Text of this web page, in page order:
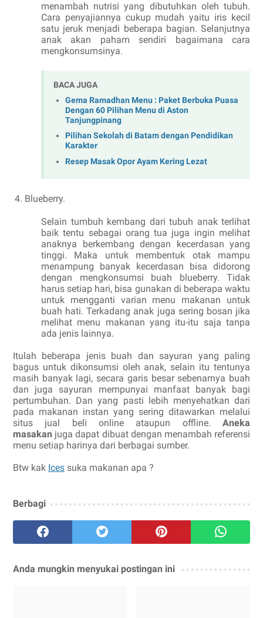
menambah nutrisi yang dibutuhkan oleh tubuh.
Cara penyajiannya cukup mudah yaitu iris kecil
satu jeruk menjadi beberapa bagian. Selanjutnya
anak akan paham sendiri bagaimana cara
mengkonsumsinya.
BACA JUGA
Gema Ramadhan Menu : Paket Berbuka Puasa
Dengan 60 Pilihan Menu di Aston
Tanjungpinang
Pilihan Sekolah di Batam dengan Pendidikan
Karakter
Resep Masak Opor Ayam Kering Lezat
Blueberry.
Selain tumbuh kembang dari tubuh anak terlihat
baik tentu sebagai orang tua juga ingin melihat
anaknya berkembang dengan kecerdasan yang
tinggi. Maka untuk membentuk otak mampu
menampung banyak kecerdasan bisa didorong
dengan mengkonsumsi buah blueberry. Tidak
harus setiap hari, bisa gunakan di beberapa waktu
untuk mengganti varian menu makanan untuk
buah hati. Terkadang anak juga sering bosan jika
melihat menu makanan yang itu-itu saja tanpa
ada jenis lainnya.
Itulah beberapa jenis buah dan sayuran yang paling
bagus untuk dikonsumsi oleh anak, selain itu tentunya
masih banyak lagi, secara garis besar sebenarnya buah
dan juga sayuran mempunyai manfaat banyak bagi
pertumbuhan. Dan yang pasti lebih menyehatkan dari
pada makanan instan yang sering ditawarkan melalui
situs jual beli online ataupun offline. Aneka
masakan juga dapat dibuat dengan menambah referensi
menu setiap harinya dari berbagai sumber.
Btw kak Ices suka makanan apa ?
Berbagi
Anda mungkin menyukai postingan ini